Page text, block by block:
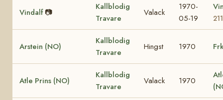
Vindalf 📷
Kallblodig
Travare
Valack
1970-
05-19
211
Arstein (NO)
Kallblodig
Travare
Hingst 1970
Atle Prins (NO)
Kallblodig
Travare
Valack 1970